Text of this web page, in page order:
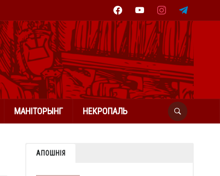
facebookyoutube instagramtelegram
МАНІТОРЫНГ НЕКРОПАЛЬ
АПОШНІЯ